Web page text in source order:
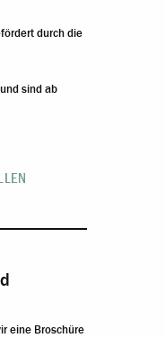
durch die
sind ab
eine Broschüre